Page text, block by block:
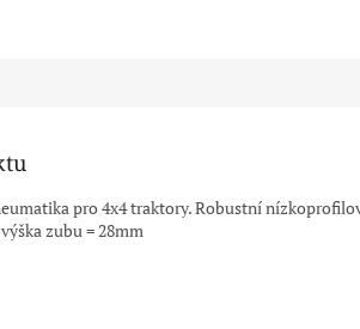
pro 4x4 traktory. Robustní
zubu = 28mm